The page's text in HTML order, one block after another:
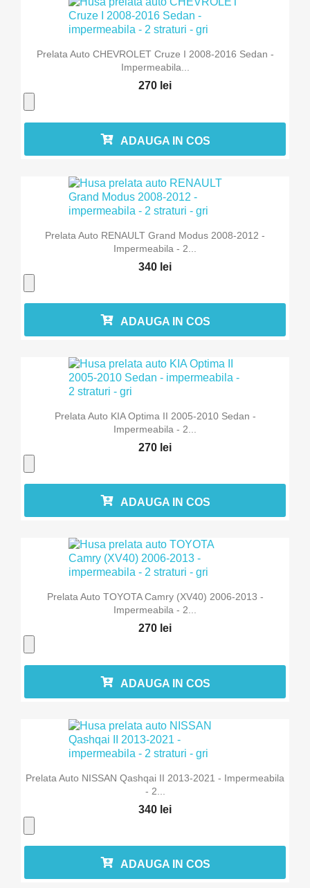
Prelata Auto CHEVROLET Cruze I 2008-2016 Sedan -
Impermeabila...
270 lei
ADAUGA IN COS
Prelata Auto RENAULT Grand Modus 2008-2012 -
Impermeabila - 2...
340 lei
ADAUGA IN COS
Prelata Auto KIA Optima II 2005-2010 Sedan -
Impermeabila - 2...
270 lei
ADAUGA IN COS
Prelata Auto TOYOTA Camry (XV40) 2006-2013 -
Impermeabila - 2...
270 lei
ADAUGA IN COS
Prelata Auto NISSAN Qashqai II 2013-2021 - Impermeabila
- 2...
340 lei
ADAUGA IN COS